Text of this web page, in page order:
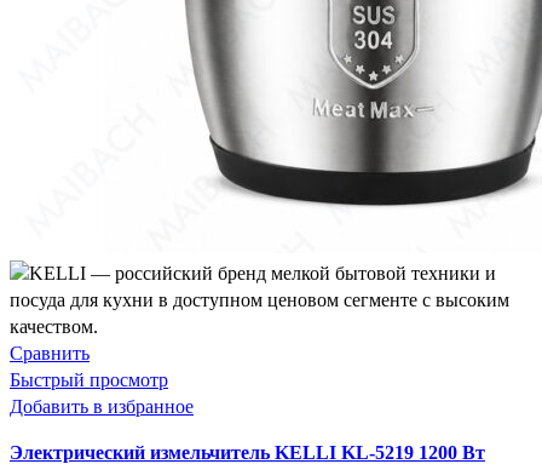
Сравнить
Быстрый просмотр
Добавить в избранное
Электрический измельчитель KELLI KL-5219 1200 Вт